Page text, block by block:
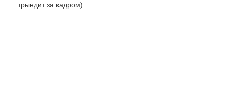
трындит за кадром).